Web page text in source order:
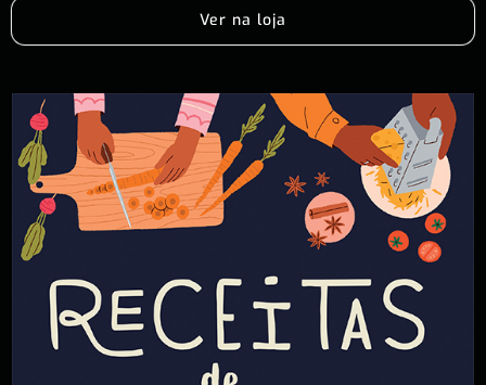
Ver na loja